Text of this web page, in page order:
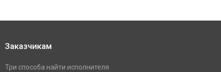
Заказчикам
Три способа найти исполнителя